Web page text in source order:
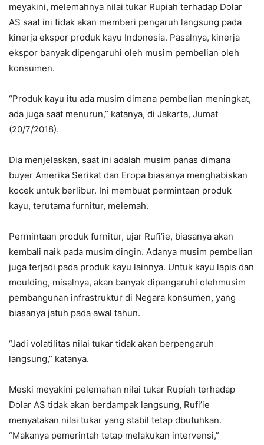
meyakini, melemahnya nilai tukar Rupiah terhadap Dolar
AS saat ini tidak akan memberi pengaruh langsung pada
kinerja ekspor produk kayu Indonesia. Pasalnya, kinerja
ekspor banyak dipengaruhi oleh musim pembelian oleh
konsumen.
“Produk kayu itu ada musim dimana pembelian meningkat,
ada juga saat menurun,” katanya, di Jakarta, Jumat
(20/7/2018).
Dia menjelaskan, saat ini adalah musim panas dimana
buyer Amerika Serikat dan Eropa biasanya menghabiskan
kocek untuk berlibur. Ini membuat permintaan produk
kayu, terutama furnitur, melemah.
Permintaan produk furnitur, ujar Rufi’ie, biasanya akan
kembali naik pada musim dingin. Adanya musim pembelian
juga terjadi pada produk kayu lainnya. Untuk kayu lapis dan
moulding, misalnya, akan banyak dipengaruhi olehmusim
pembangunan infrastruktur di Negara konsumen, yang
biasanya jatuh pada awal tahun.
“Jadi volatilitas nilai tukar tidak akan berpengaruh
langsung,” katanya.
Meski meyakini pelemahan nilai tukar Rupiah terhadap
Dolar AS tidak akan berdampak langsung, Rufi’ie
menyatakan nilai tukar yang stabil tetap dbutuhkan.
“Makanya pemerintah tetap melakukan intervensi,”